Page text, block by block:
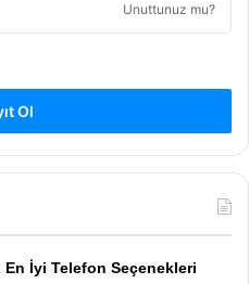
Unuttunuz mu?
Ol
İyi Telefon Seçenekleri